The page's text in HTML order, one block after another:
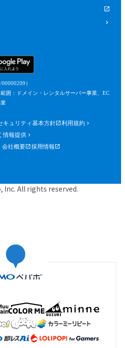
00000209）
囲：ドメイン・レンタルサーバー事業、EC
キュリティ基本方針
利用規約
情報提供
会社概要 採用情報
Inc. All rights reserved.